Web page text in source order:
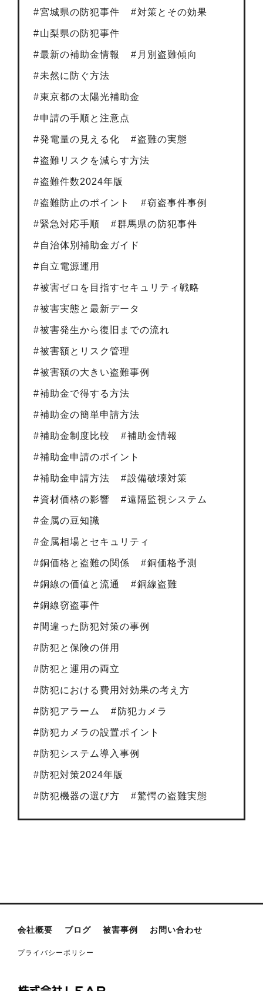
宮城県の防犯事件 対策とその効果
山梨県の防犯事件
最新の補助金情報 月別盗難傾向
未然に防ぐ方法
東京都の太陽光補助金
申請の手順と注意点
発電量の見える化 盗難の実態
盗難リスクを減らす方法
盗難件数2024年版
盗難防止のポイント 窃盗事件事例
緊急対応手順 群馬県の防犯事件
自治体別補助金ガイド
自立電源運用
被害ゼロを目指すセキュリティ戦略
被害実態と最新データ
被害発生から復旧までの流れ
被害額とリスク管理
被害額の大きい盗難事例
補助金で得する方法
補助金の簡単申請方法
補助金制度比較 補助金情報
補助金申請のポイント
補助金申請方法 設備破壊対策
資材価格の影響 遠隔監視システム
金属の豆知識
金属相場とセキュリティ
銅価格と盗難の関係 銅価格予測
銅線の価値と流通 銅線盗難
銅線窃盗事件
間違った防犯対策の事例
防犯と保険の併用
防犯と運用の両立
防犯における費用対効果の考え方
防犯アラーム 防犯カメラ
防犯カメラの設置ポイント
防犯システム導入事例
防犯対策2024年版
防犯機器の選び方 驚愕の盗難実態
会社概要 ブログ 被害事例 お問い合わせ
プライバシーポリシー